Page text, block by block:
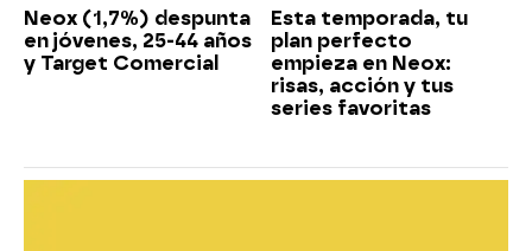
Neox (1,7%) despunta
en jóvenes, 25-44 años
y Target Comercial
Esta temporada, tu
plan perfecto
empieza en Neox:
risas, acción y tus
series favoritas